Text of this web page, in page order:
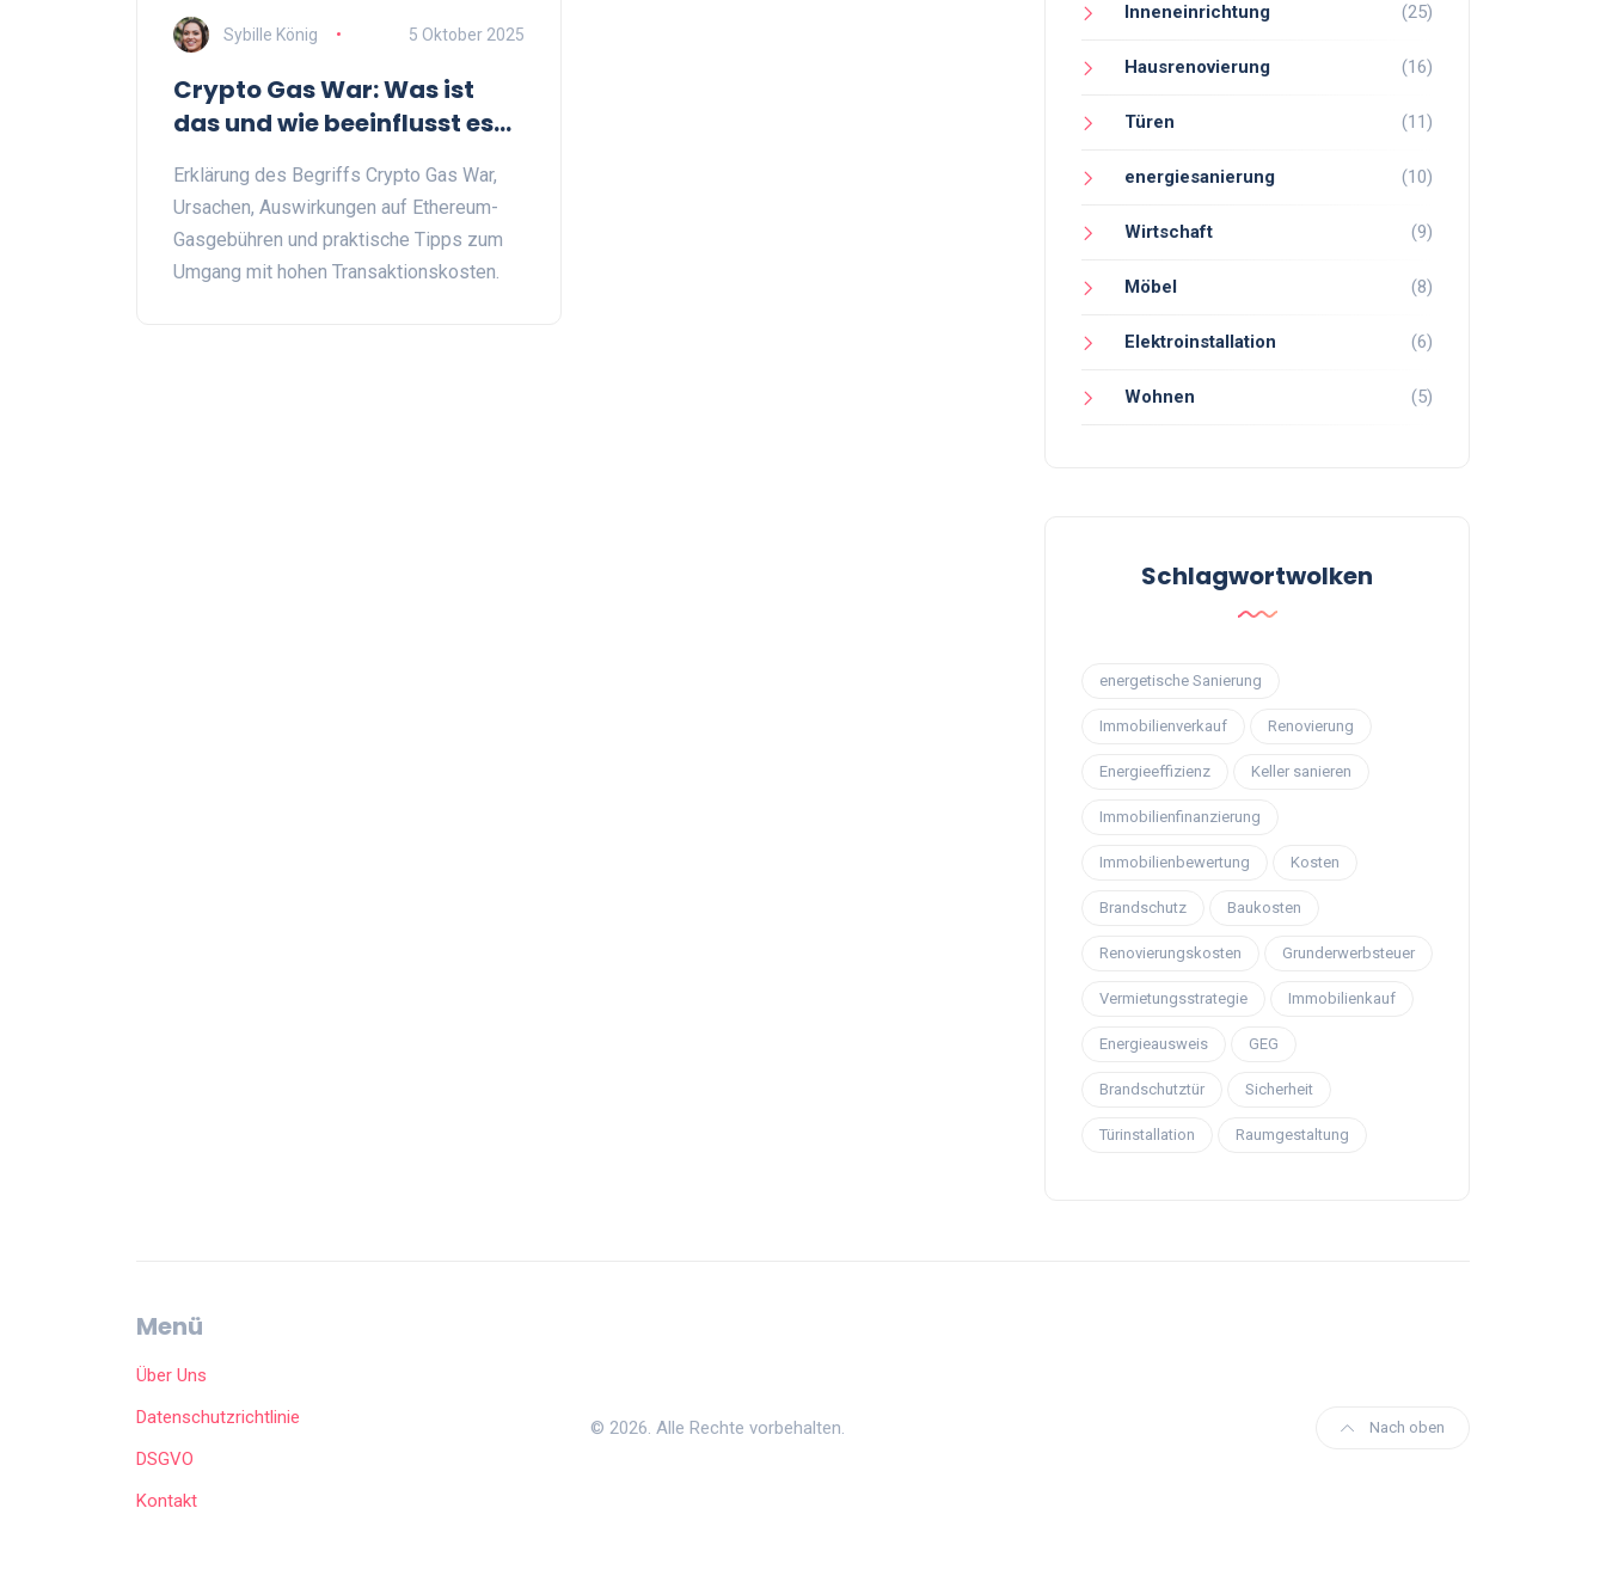
Sybille König 5 Oktober 2025
Crypto Gas War: Was ist
das und wie beeinflusst es
Erklärung des Begriffs Crypto Gas War,
Ursachen, Auswirkungen auf Ethereum-
Gasgebühren und praktische Tipps zum
Umgang mit hohen Transaktionskosten.
Inneneinrichtung (25)
Hausrenovierung (16)
Türen (11)
energiesanierung (10)
Wirtschaft (9)
Möbel (8)
Elektroinstallation (6)
Wohnen (5)
Schlagwortwolken
energetische Sanierung
Immobilienverkauf Renovierung
Energieeffizienz Keller sanieren
Immobilienfinanzierung
Immobilienbewertung Kosten
Brandschutz Baukosten
Renovierungskosten Grunderwerbsteuer
Vermietungsstrategie Immobilienkauf
Energieausweis GEG
Brandschutztür Sicherheit
Türinstallation Raumgestaltung
Menü
Über Uns
Datenschutzrichtlinie
DSGVO
Kontakt
© 2026. Alle Rechte vorbehalten. Nach oben